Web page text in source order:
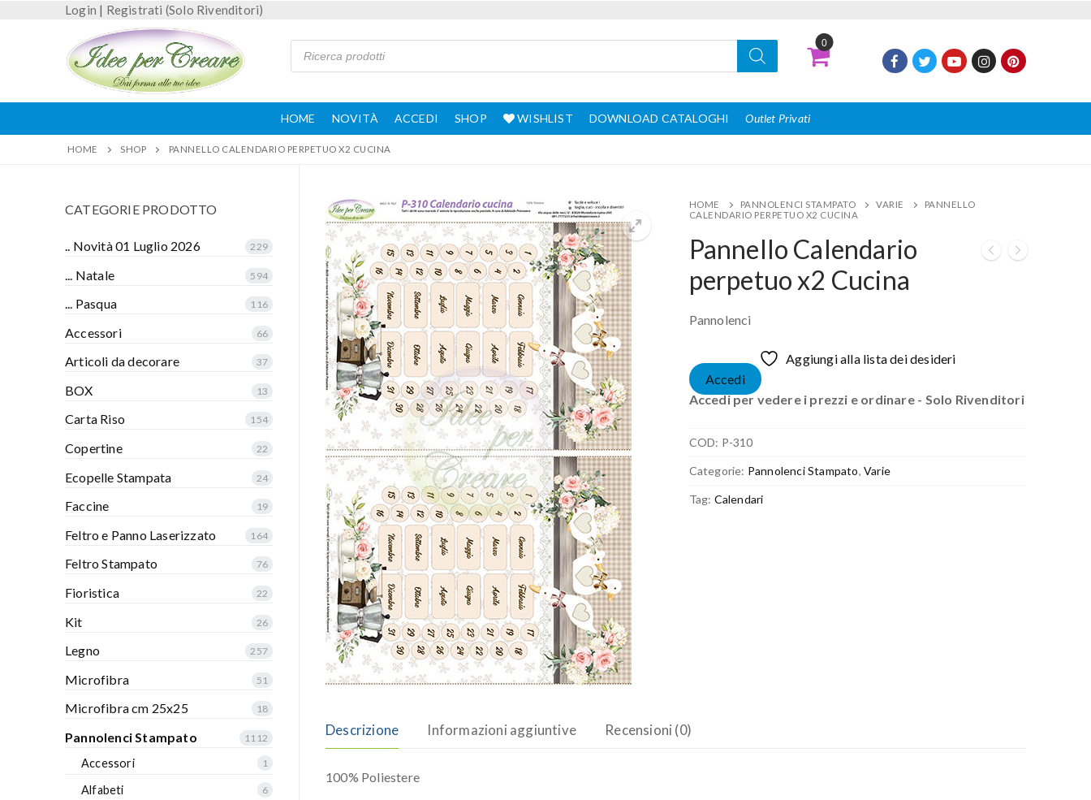
0
Login | Registrati (Solo Rivenditori)
HOME NOVITÀ ACCEDI SHOP WISHLIST DOWNLOAD CATALOGHI Outlet Privati
HOME SHOP PANNELLO CALENDARIO PERPETUO X2 CUCINA
HOME PANNOLENCI STAMPATO VARIE
PANNELLO
CALENDARIO PERPETUO X2 CUCINA
Pannello Calendario
perpetuo x2 Cucina
Pannolenci
Aggiungi alla lista dei desideri
Accedi
Accedi per vedere i prezzi e ordinare - Solo Rivenditori
COD: P-310
Categorie: Pannolenci Stampato, Varie
Tag: Calendari
Descrizione Informazioni aggiuntive Recensioni (0)
100% Poliestere
CATEGORIE PRODOTTO
.. Novità 01 Luglio 2026 229
... Natale 594
... Pasqua 116
Accessori 66
Articoli da decorare 37
BOX 13
Carta Riso 154
Copertine 22
Ecopelle Stampata 24
Faccine 19
Feltro e Panno Laserizzato 164
Feltro Stampato 76
Fioristica 22
Kit 26
Legno 257
Microfibra 51
Microfibra cm 25x25 18
Pannolenci Stampato 1112
Accessori 1
Alfabeti 6